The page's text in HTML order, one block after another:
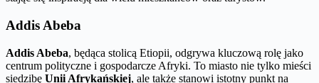
Addis Abeba
Addis Abeba, będąca stolicą Etiopii, odgrywa kluczową rolę jako
centrum polityczne i gospodarcze Afryki. To miasto nie tylko mieści
siedzibę Unii Afrykańskiej, ale także stanowi istotny punkt na